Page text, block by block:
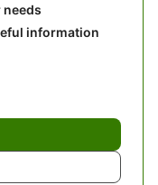
information